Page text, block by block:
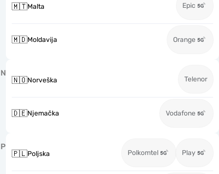
🇲🇹Malta Epic
🇲🇩Moldavija Orange
N
🇳🇴Norveška Telenor
🇩🇪Njemačka Vodafone
P
🇵🇱Poljska Polkomtel Play